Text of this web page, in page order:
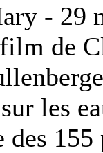
- 29
de
les